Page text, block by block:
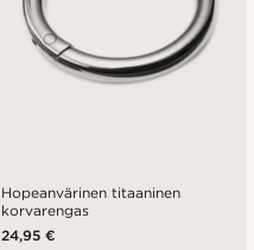
Hopeanvärinen titaaninen
korvarengas
24,95 €